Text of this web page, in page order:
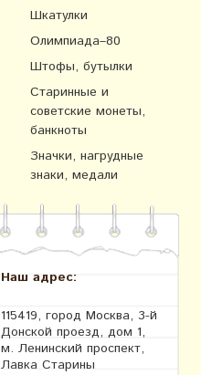
Шкатулки
Олимпиада–80
Штофы, бутылки
Старинные и
советские монеты,
банкноты
Значки, нагрудные
знаки, медали
Наш адрес:
115419, город Москва, 3-й
Донской проезд, дом 1,
м. Ленинский проспект,
Лавка Старины